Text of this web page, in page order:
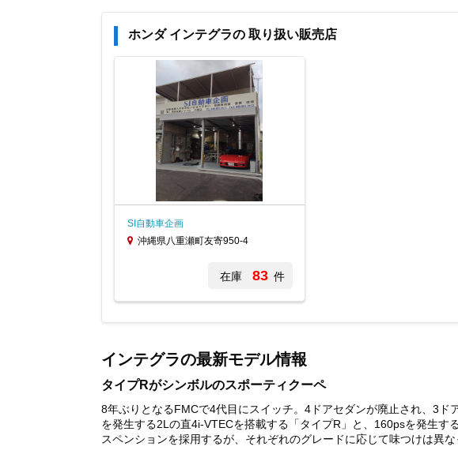
ホンダ インテグラの 取り扱い販売店
SI自動車企画
沖縄県八重瀬町友寄950-4
在庫 83 件
1
インテグラの最新モデル情報
タイプRがシンボルのスポーティクーペ
8年ぶりとなるFMCで4代目にスイッチ。4ドアセダンが廃止され、3
を発生する2Lの直4i-VTECを搭載する「タイプR」と、160psを発生
スペンションを採用するが、それぞれのグレードに応じて味つけは異